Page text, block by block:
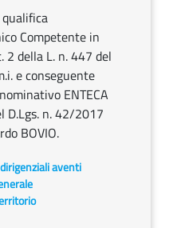
Competente in
2 della L. n. 447 del
e conseguente
ENTECA
D.Lgs. n. 42/2017
BOVIO.
aventi